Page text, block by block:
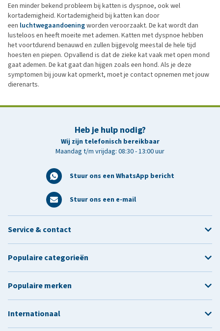
Een minder bekend probleem bij katten is dyspnoe, ook wel
kortademigheid. Kortademigheid bij katten kan door
een luchtwegaandoeningworden veroorzaakt. De kat wordt dan
lusteloos en heeft moeite met ademen. Katten met dyspnoe hebben
het voortdurend benauwd en zullen bijgevolg meestal de hele tijd
hoesten en piepen. Opvallend is dat de zieke kat vaak met open mond
gaat ademen. De kat gaat dan hijgen zoals een hond. Als je deze
symptomen bij jouw kat opmerkt, moet je contact opnemen met jouw
dierenarts.
Heb je hulp nodig?
Wij zijn telefonisch bereikbaar
Maandag t/m vrijdag: 08:30 - 13:00 uur
Stuur ons een WhatsApp bericht
Stuur ons een e-mail
Service & contact
Populaire categorieën
Populaire merken
Internationaal